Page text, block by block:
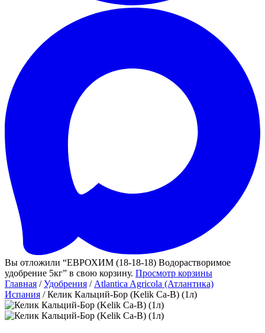
Вы отложили “ЕВРОХИМ (18-18-18) Водорастворимое
удобрение 5кг” в свою корзину. Просмотр корзины
Главная /Удобрения / Atlantica Agricola (Атлантика)
Испания / Келик Кальций-Бор (Kelik Ca-B) (1л)